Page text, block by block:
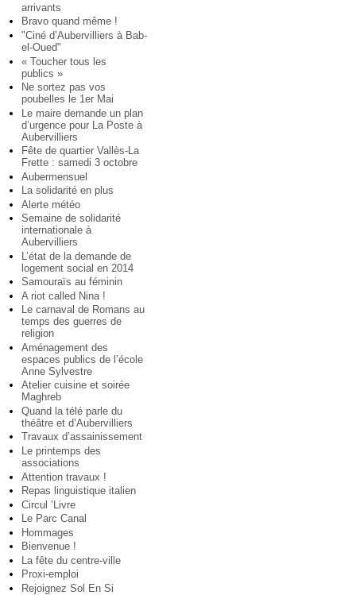
arrivants
Bravo quand même !
"Ciné d’Aubervilliers à Bab-
el-Oued"
« Toucher tous les
publics »
Ne sortez pas vos
poubelles le 1er Mai
Le maire demande un plan
d’urgence pour La Poste à
Aubervilliers
Fête de quartier Vallès-La
Frette : samedi 3 octobre
Aubermensuel
La solidarité en plus
Alerte météo
Semaine de solidarité
internationale à
Aubervilliers
L’état de la demande de
logement social en 2014
Samouraïs au féminin
A riot called Nina !
Le carnaval de Romans au
temps des guerres de
religion
Aménagement des
espaces publics de l’école
Anne Sylvestre
Atelier cuisine et soirée
Maghreb
Quand la télé parle du
théâtre et d’Aubervilliers
Travaux d’assainissement
Le printemps des
associations
Attention travaux !
Repas linguistique italien
Circul ’Livre
Le Parc Canal
Hommages
Bienvenue !
La fête du centre-ville
Proxi-emploi
Rejoignez Sol En Si